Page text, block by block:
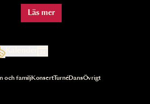
Läs mer
Kalender
innehållet automatiskt
och familjKonsertTurnéDansÖvrigt